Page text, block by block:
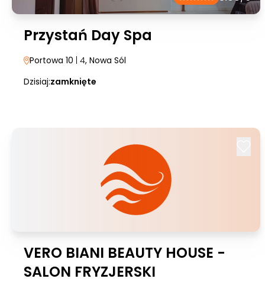
Przystań Day Spa
Portowa 10 | 4, Nowa Sól
Dzisiaj:zamknięte
VERO BIANI BEAUTY HOUSE -
SALON FRYZJERSKI